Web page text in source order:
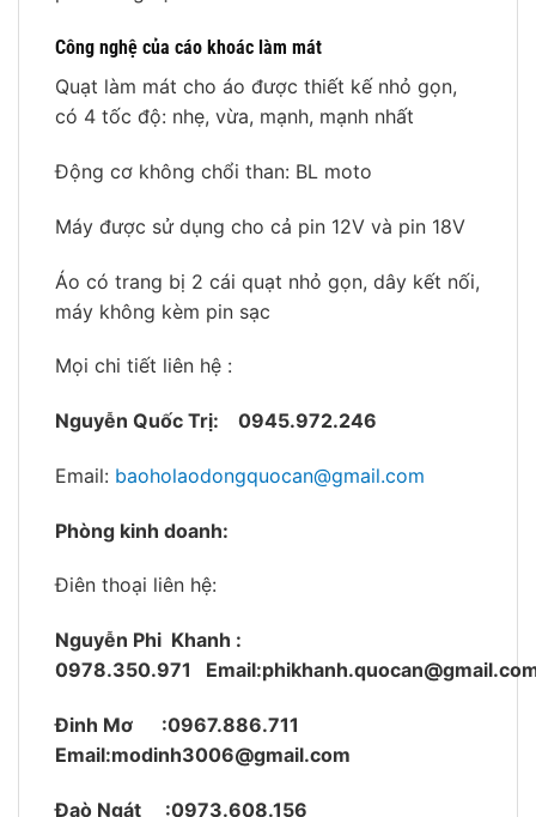
Công nghệ của cáo khoác làm mát
Quạt làm mát cho áo được thiết kế nhỏ gọn,
có 4 tốc độ: nhẹ, vừa, mạnh, mạnh nhất
Động cơ không chổi than: BL moto
Máy được sử dụng cho cả pin 12V và pin 18V
Áo có trang bị 2 cái quạt nhỏ gọn, dây kết nối,
máy không kèm pin sạc
Mọi chi tiết liên hệ :
Nguyễn Quốc Trị: 0945.972.246
Email: baoholaodongquocan@gmail.com
Phòng kinh doanh:
Điên thoại liên hệ:
Nguyễn Phi Khanh :
0978.350.971
Đinh Mơ :0967.886.711
Email:modinh3006@gmail.com
Đaò Ngát :0973.608.156